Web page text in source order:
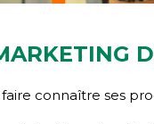
connaître ses